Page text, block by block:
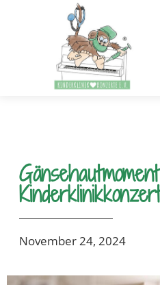
November 24, 2024